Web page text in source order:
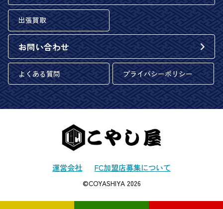
出張買取
お問い合わせ
よくある質問 プライバシーポリシー
運営会社 FC加盟店募集について
©COYASHIYA 2026